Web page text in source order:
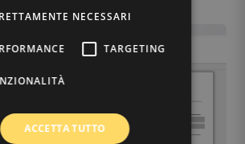
NECESSARI
TARGETING
ACCETTA TUTTO